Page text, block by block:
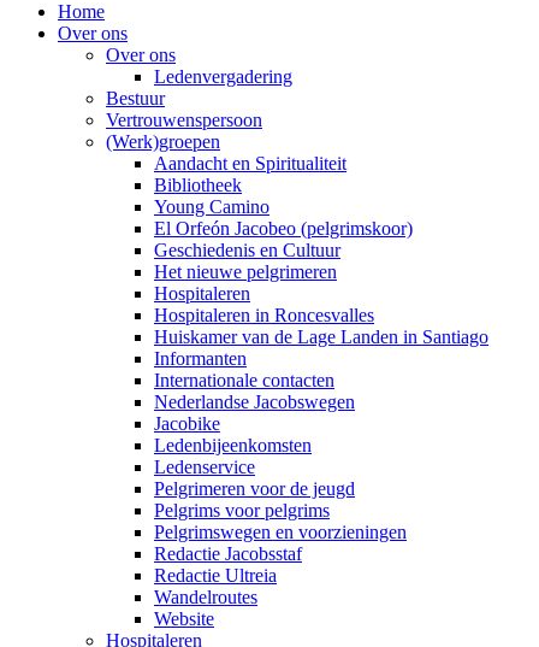
Home
Over ons
Over ons
Ledenvergadering
Bestuur
Vertrouwenspersoon
(Werk)groepen
Aandacht en Spiritualiteit
Bibliotheek
Young Camino
El Orfeón Jacobeo (pelgrimskoor)
Geschiedenis en Cultuur
Het nieuwe pelgrimeren
Hospitaleren
Hospitaleren in Roncesvalles
Huiskamer van de Lage Landen in Santiago
Informanten
Internationale contacten
Nederlandse Jacobswegen
Jacobike
Ledenbijeenkomsten
Ledenservice
Pelgrimeren voor de jeugd
Pelgrims voor pelgrims
Pelgrimswegen en voorzieningen
Redactie Jacobsstaf
Redactie Ultreia
Wandelroutes
Website
Hospitaleren